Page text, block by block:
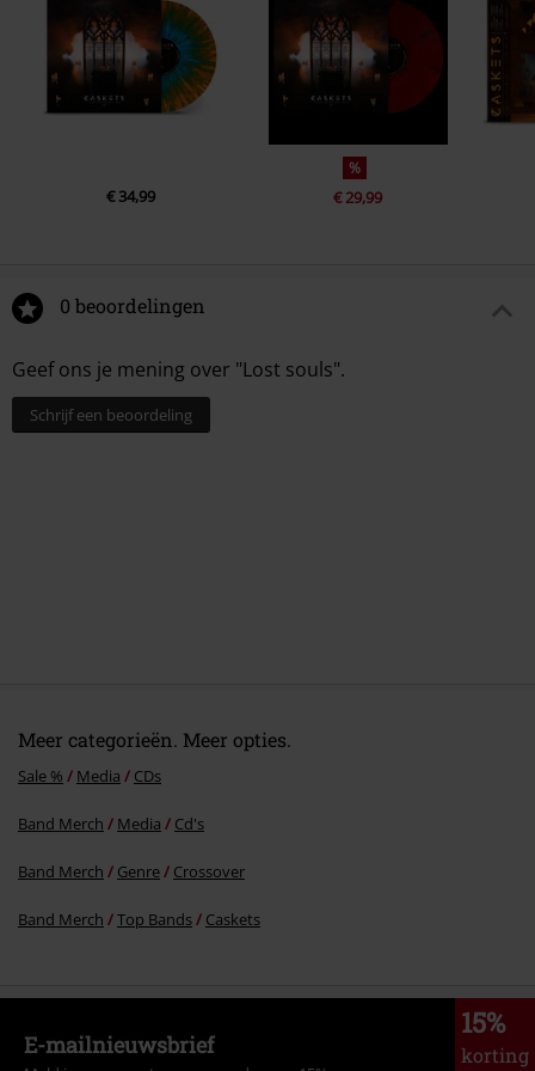
Hopes &amp; dreams
Drowned in emotion
Lose myself
Nothing to hide
€ 34,99
%
€ 29,99
0 beoordelingen
Geef ons je mening over "Lost souls".
Schrijf een beoordeling
Meer categorieën. Meer opties.
Sale % Media CDs
Band Merch Media Cd's
Band Merch Genre Crossover
Band Merch Top Bands Caskets
15%
korting
E-mailnieuwsbrief